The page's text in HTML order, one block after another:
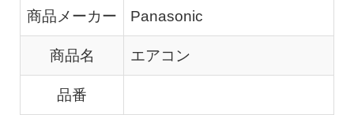
商品メーカー Panasonic
商品名 エアコン
品番